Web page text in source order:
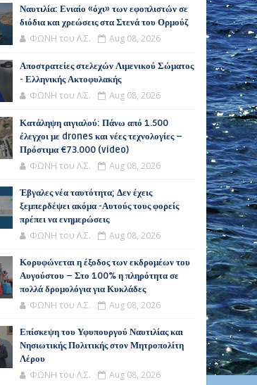
Ναυτιλία: Ενιαίο «όχι» των εφοπλιστών σε
διόδια και χρεώσεις στα Στενά του Ορμούζ
ΦΩΝΗ του Λ.Σ. Aug 08, 2026
Αποστρατείες στελεχών Λιμενικού Σώματος
- Ελληνικής Ακτοφυλακής
ΦΩΝΗ του Λ.Σ. Aug 08, 2026
Κατάληψη αιγιαλού: Πάνω από 1.500
έλεγχοι με drones και νέες τεχνολογίες –
Πρόστιμα €73.000 (video)
ΦΩΝΗ του Λ.Σ. Aug 08, 2026
Έβγαλες νέα ταυτότητα; Δεν έχεις
ξεμπερδέψει ακόμα -Αυτούς τους φορείς
πρέπει να ενημερώσεις
ΦΩΝΗ του Λ.Σ. Aug 08, 2026
Κορυφώνεται η έξοδος των εκδρομέων του
Αυγούστου – Στο 100% η πληρότητα σε
πολλά δρομολόγια για Κυκλάδες
ΦΩΝΗ του Λ.Σ. Aug 08, 2026
Επίσκεψη του Υφυπουργού Ναυτιλίας και
Νησιωτικής Πολιτικής στον Μητροπολίτη
Λέρου
ΦΩΝΗ του Λ.Σ. Aug 08, 2026